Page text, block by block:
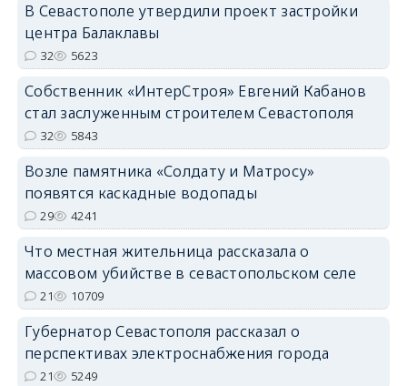
В Севастополе утвердили проект застройки
центра Балаклавы
32 5623
Собственник «ИнтерСтроя» Евгений Кабанов
стал заслуженным строителем Севастополя
32 5843
Возле памятника «Солдату и Матросу»
появятся каскадные водопады
29 4241
Что местная жительница рассказала о
массовом убийстве в севастопольском селе
21 10709
Губернатор Севастополя рассказал о
перспективах электроснабжения города
21 5249